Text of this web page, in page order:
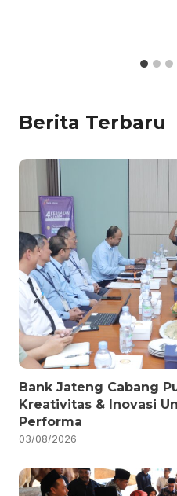
Berita Terbaru
Bank Jateng Cabang
Kreativitas & Inovasi
Performa
03/08/2026